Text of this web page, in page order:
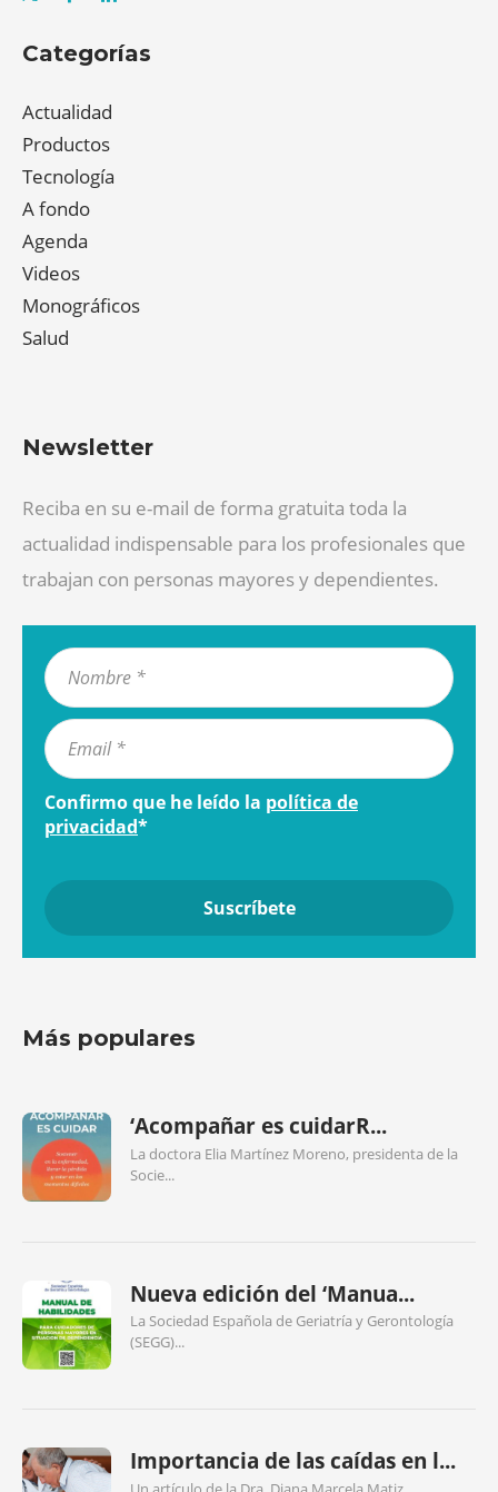
Categorías
Actualidad
Productos
Tecnología
A fondo
Agenda
Videos
Monográficos
Salud
Newsletter
Reciba en su e-mail de forma gratuita toda la
actualidad indispensable para los profesionales que
trabajan con personas mayores y dependientes.
Confirmo que he leído la política de
privacidad*
Más populares
‘Acompañar es cuidarR...
La doctora Elia Martínez Moreno, presidenta de la
Socie...
Nueva edición del ‘Manua...
La Sociedad Española de Geriatría y Gerontología
(SEGG)...
Importancia de las caídas en l...